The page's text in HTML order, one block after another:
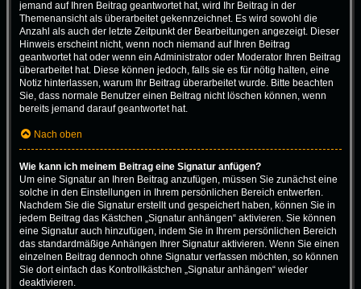
jemand auf Ihren Beitrag geantwortet hat, wird Ihr Beitrag in der
Themenansicht als überarbeitet gekennzeichnet. Es wird sowohl die
Anzahl als auch der letzte Zeitpunkt der Bearbeitungen angezeigt. Dieser
Hinweis erscheint nicht, wenn noch niemand auf Ihren Beitrag
geantwortet hat oder wenn ein Administrator oder Moderator Ihren Beitrag
überarbeitet hat. Diese können jedoch, falls sie es für nötig halten, eine
Notiz hinterlassen, warum Ihr Beitrag überarbeitet wurde. Bitte beachten
Sie, dass normale Benutzer einen Beitrag nicht löschen können, wenn
bereits jemand darauf geantwortet hat.
Nach oben
Wie kann ich meinem Beitrag eine Signatur anfügen?
Um eine Signatur an Ihren Beitrag anzufügen, müssen Sie zunächst eine
solche in den Einstellungen in Ihrem persönlichen Bereich entwerfen.
Nachdem Sie die Signatur erstellt und gespeichert haben, können Sie in
jedem Beitrag das Kästchen „Signatur anhängen“ aktivieren. Sie können
eine Signatur auch hinzufügen, indem Sie in Ihrem persönlichen Bereich
das standardmäßige Anhängen Ihrer Signatur aktivieren. Wenn Sie einen
einzelnen Beitrag dennoch ohne Signatur verfassen möchten, so können
Sie dort einfach das Kontrollkästchen „Signatur anhängen“ wieder
deaktivieren.